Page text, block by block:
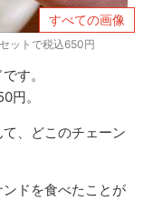
すべての画像
ットで税込650円
す。
円。
て、どこのチェーン
ドを食べたことが